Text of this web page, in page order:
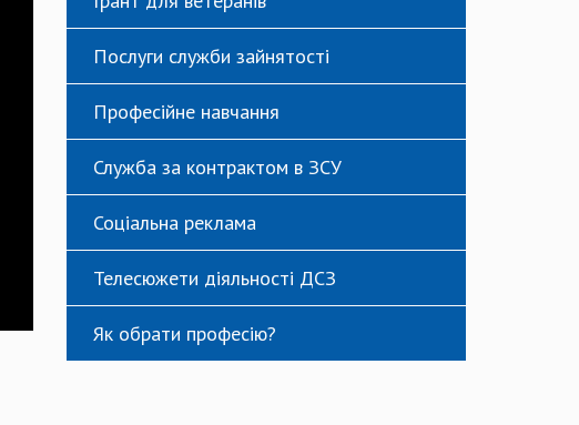
Послуги служби зайнятості
Професійне навчання
Служба за контрактом в ЗСУ
Соціальна реклама
Телесюжети діяльності ДСЗ
Як обрати професію?